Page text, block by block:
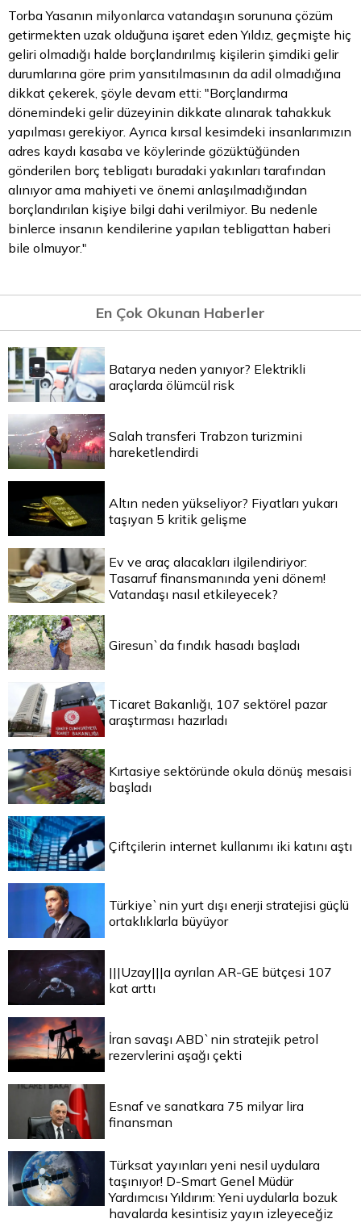
Torba Yasanın milyonlarca vatandaşın sorununa çözüm
getirmekten uzak olduğuna işaret eden Yıldız, geçmişte hiç
geliri olmadığı halde borçlandırılmış kişilerin şimdiki gelir
durumlarına göre prim yansıtılmasının da adil olmadığına
dikkat çekerek, şöyle devam etti: "Borçlandırma
dönemindeki gelir düzeyinin dikkate alınarak tahakkuk
yapılması gerekiyor. Ayrıca kırsal kesimdeki insanlarımızın
adres kaydı kasaba ve köylerinde gözüktüğünden
gönderilen borç tebligatı buradaki yakınları tarafından
alınıyor ama mahiyeti ve önemi anlaşılmadığından
borçlandırılan kişiye bilgi dahi verilmiyor. Bu nedenle
binlerce insanın kendilerine yapılan tebligattan haberi
bile olmuyor."
En Çok Okunan Haberler
Batarya neden yanıyor? Elektrikli
araçlarda ölümcül risk
Salah transferi Trabzon turizmini
hareketlendirdi
Altın neden yükseliyor? Fiyatları yukarı
taşıyan 5 kritik gelişme
Ev ve araç alacakları ilgilendiriyor:
Tasarruf finansmanında yeni dönem!
Vatandaşı nasıl etkileyecek?
Giresun`da fındık hasadı başladı
Ticaret Bakanlığı, 107 sektörel pazar
araştırması hazırladı
Kırtasiye sektöründe okula dönüş mesaisi
başladı
Çiftçilerin internet kullanımı iki katını aştı
Türkiye`nin yurt dışı enerji stratejisi güçlü
ortaklıklarla büyüyor
|||Uzay|||a ayrılan AR-GE bütçesi 107
kat arttı
İran savaşı ABD`nin stratejik petrol
rezervlerini aşağı çekti
Esnaf ve sanatkara 75 milyar lira
finansman
Türksat yayınları yeni nesil uydulara
taşınıyor! D-Smart Genel Müdür
Yardımcısı Yıldırım: Yeni uydularla bozuk
havalarda kesintisiz yayın izleyeceğiz